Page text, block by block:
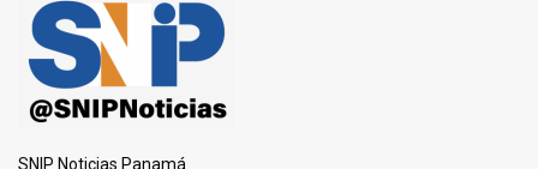
SNIP Noticias Panamá